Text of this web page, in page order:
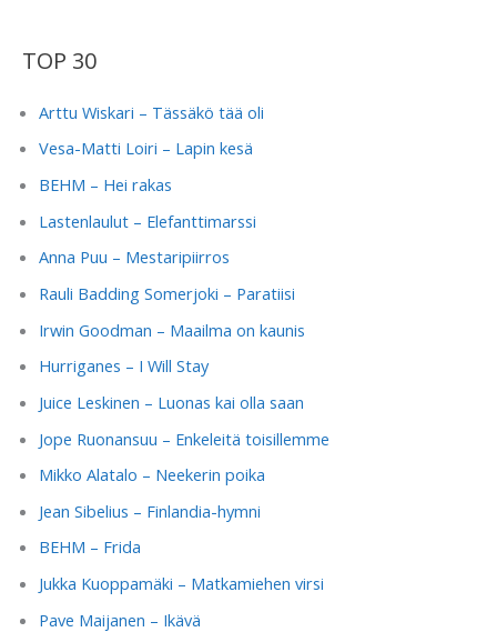
TOP 30
Arttu Wiskari – Tässäkö tää oli
Vesa-Matti Loiri – Lapin kesä
BEHM – Hei rakas
Lastenlaulut – Elefanttimarssi
Anna Puu – Mestaripiirros
Rauli Badding Somerjoki – Paratiisi
Irwin Goodman – Maailma on kaunis
Hurriganes – I Will Stay
Juice Leskinen – Luonas kai olla saan
Jope Ruonansuu – Enkeleitä toisillemme
Mikko Alatalo – Neekerin poika
Jean Sibelius – Finlandia-hymni
BEHM – Frida
Jukka Kuoppamäki – Matkamiehen virsi
Pave Maijanen – Ikävä